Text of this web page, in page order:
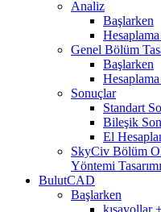
Analiz
Başlarken
Genel Bölüm
Başlarken
Sonuçlar
Standart
Bileşik
El
SkyCiv Bölüm
Yöntemi Tasarımı
BulutCAD
Başlarken